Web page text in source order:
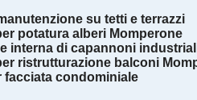
su tetti e terrazzi
potatura alberi Momperone
interna di capannoni
ristrutturazione balconi
facciata condominiale